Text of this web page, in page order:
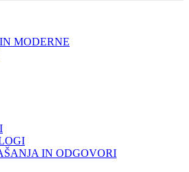
MODERNE
IN ODGOVORI